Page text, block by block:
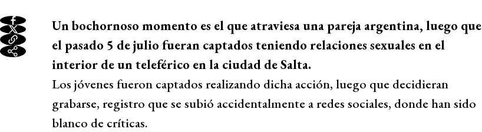
Un bochornoso momento es el que atraviesa una pareja argentina, luego que
el pasado 5 de julio fueran captados teniendo relaciones sexuales en el
interior de un teleférico en la ciudad de Salta.
Los jóvenes fueron captados realizando dicha acción, luego que decidieran
grabarse, registro que se subió accidentalmente a redes sociales, donde han sido
blanco de críticas.